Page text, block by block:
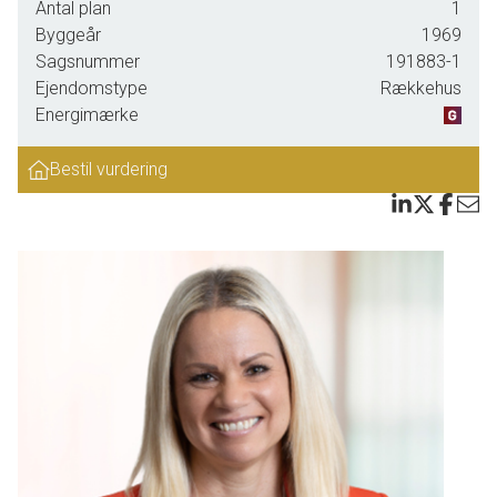
udendørslivet.
Hjemmet breder sig over 69 veldisponerede kvadratmeter i ét
plan. Ved ankomst træder du ind i det kombinerede køkken og
bryggers, hvor der er plads til vaskefaciliteter. Køkkenet fremstår
moderne med grebsfrie, lyse elementer og god opbevaringsplads.
Det åbne rumforløb fører videre til stuen, der med sin
rummelighed og store vinduespartier skaber en lys og indbydende
Boligen rummer to regulære værelser, hvoraf det ene er ideelt
som soveværelse, mens det andet kan anvendes som kontor,
børneværelse eller hobbyrum alt efter behov. Dertil kommer et
godt badeværelse med bruseafsnit.
Udendørs venter et hyggeligt gårdhavemiljø mod syd, hvor du kan
nyde solen dagen lang. Herudover får du en carport og et praktisk
skur til opbevaring. Baghaven kræver minimal vedligeholdelse og
rummer en skøn terrasse samt et drivhus, der forlænger
Antal plan
1
Byggeår
1969
Sagsnummer
191883-1
Ejendomstype
Rækkehus
Energimærke
Bestil vurdering